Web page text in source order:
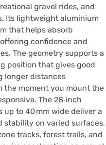
gravel rides, and
Its lightweight aluminium
that helps absorb
confidence and
The geometry supports a
position that gives good
longer distances
the moment you mount the
The 28‑inch
to 40 mm wide deliver a
stability on varied surfaces,
tracks, forest trails, and